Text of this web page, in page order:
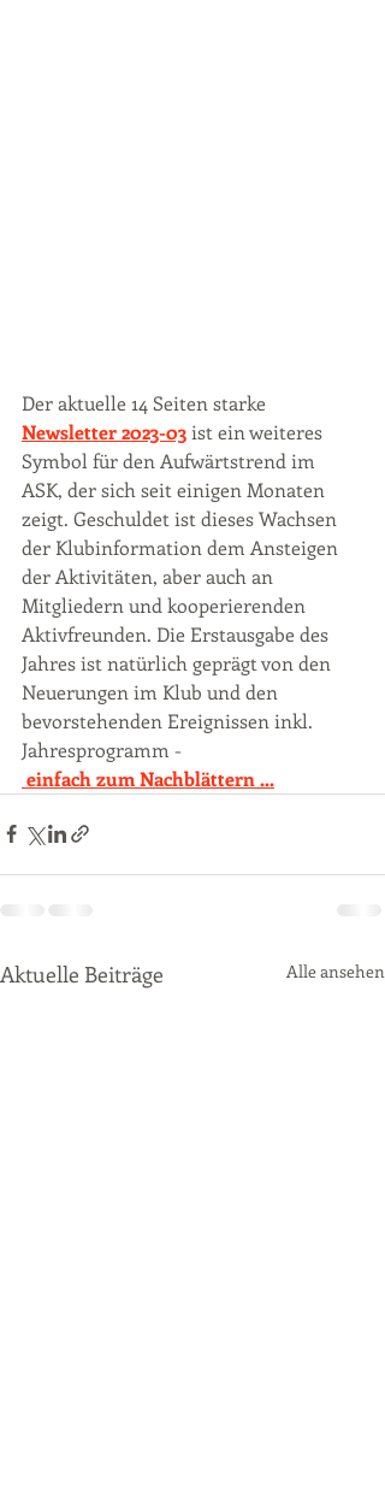
Der aktuelle 14 Seiten starke
Newsletter2023-03 ist ein weiteres
Symbol für den Aufwärtstrend im
ASK, der sich seit einigen Monaten
zeigt. Geschuldet ist dieses Wachsen
der Klubinformation dem Ansteigen
der Aktivitäten, aber auch an
Mitgliedern und kooperierenden
Aktivfreunden. Die Erstausgabe des
Jahres ist natürlich geprägt von den
Neuerungen im Klub und den
bevorstehenden Ereignissen inkl.
Jahresprogramm -
einfach zum Nachblättern ...
Aktuelle Beiträge Alle ansehen